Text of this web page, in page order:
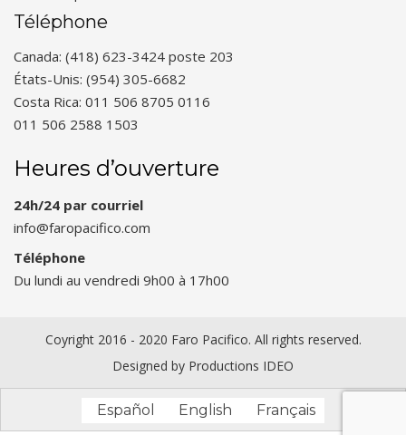
Téléphone
Canada: (418) 623-3424 poste 203
États-Unis: (954) 305-6682
Costa Rica: 011 506 8705 0116
011 506 2588 1503
Heures d’ouverture
24h/24 par courriel
info@faropacifico.com
Téléphone
Du lundi au vendredi 9h00 à 17h00
Coyright 2016 - 2020 Faro Pacifico. All rights reserved.
Designed by Productions IDEO
Español English Français